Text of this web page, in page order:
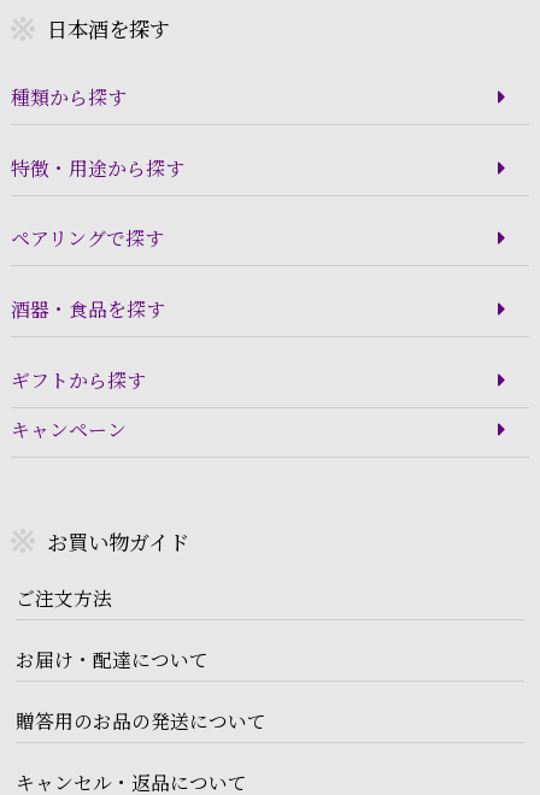
日本酒を探す
種類から探す
特徴・用途から探す
ペアリングで探す
酒器・食品を探す
ギフトから探す
キャンペーン
お買い物ガイド
ご注文方法
お届け・配達について
贈答用のお品の発送について
キャンセル・返品について